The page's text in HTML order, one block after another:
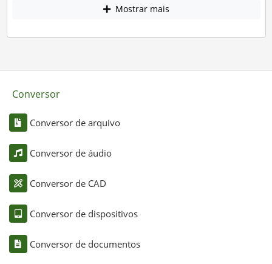
Mostrar mais
Conversor
Conversor de arquivo
Conversor de áudio
Conversor de CAD
Conversor de dispositivos
Conversor de documentos